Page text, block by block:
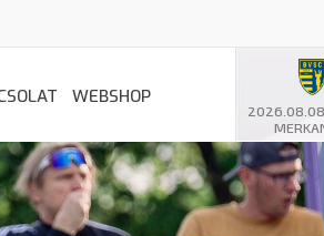
WEBSHOP